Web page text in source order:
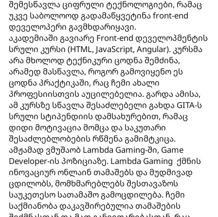
შემესწავლა ციფრული ტექნოლოგიები, რამაც
უკვე საბოლოოდ გადამაწყვეტინა front-end
დეველოპერი გავმხდარიყავი.
აკადემიაში გავიარე Front-end დეველოპმენტის
სრული კურსი (HTML, JavaScript, Angular). კურსმა
არა მხოლოდ ტექნიკური ცოდნა შემძინა,
არამედ მასწავლა, როგორ გამოვიყენო ეს
ცოდნა პრაქტიკაში, რაც ჩემი ახალი
პროფესიისთვის აუცილებელია. გარდა ამისა,
ამ კურსზე სწავლა შესაძლებელი გახდა GITA-ს
სრული სტიპენდიის დამსახურებით, რამაც
დიდი მოტივაცია მომცა და საკუთარი
შესაძლებლობების რწმენა გამიმტკიცა.
ამჟამად ვმუშაობ Lambda Gaming-ში, Game
Developer-ის პოზიციაზე. Lambda Gaming ქმნის
ინოვაციურ ონლაინ თამაშებს და მუდმივად
ცდილობს, მომხმარებლებს შესთავაზოს
საუკეთესო სათამაშო გამოცდილება. ჩემი
საქმიანობა დაკავშირებულია თამაშების